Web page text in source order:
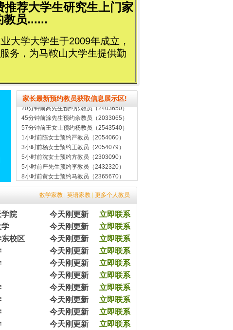
荐大学生研究生上门家
教员......
大学大学生于2009年成立，
务，为马鞍山大学生提供勤
家长最新预约教员获取信息展示区!
7分钟前平女士预约王教员（2003070）
20分钟前高先生预约张教员（2403650）
45分钟前涂先生预约余教员（2033065）
57分钟前王女士预约杨教员（2543540）
1小时前陈女士预约严教员（2054060）
3小时前杨女士预约王教员（2054079）
5小时前沈女士预约方教员（2303090）
5小时前严先生预约李教员（2432320）
8小时前黄女士预约马教员（2365670）
12小时前黎先生预约余教员（2343050）
20分钟前高先生预约张教员（2403650）
45分钟前涂先生预约余教员（2033065）
57分钟前王女士预约杨教员（2543540）
1小时前陈女士预约严教员（2054060）
3小时前杨女士预约王教员（2054079）
5小时前沈女士预约方教员（2303090）
5小时前严先生预约李教员（2432320）
8小时前黄女士预约马教员（2365670）
12小时前黎先生预约余教员（2343050）
7分钟前平女士预约王教员（2003070）
20分钟前高先生预约张教员（2403650）
45分钟前涂先生预约余教员（2033065）
57分钟前王女士预约杨教员（2543540）
1小时前陈女士预约严教员（2054060）
数学家教 英语家教 更多个人教员
院 今天刚更新
立即联系
学 今天刚更新
立即联系
校区 今天刚更新
立即联系
今天刚更新
立即联系
今天刚更新
立即联系
今天刚更新
立即联系
今天刚更新
立即联系
今天刚更新
立即联系
今天刚更新
立即联系
今天刚更新
立即联系